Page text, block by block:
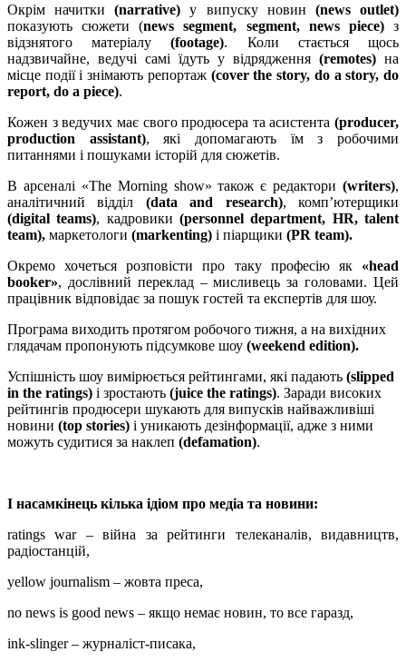
Окрім начитки(narrative) у випуску новин (news outlet)
показують сюжети (news segment, segment, news piece)з
відзнятого матеріалу (footage). Коли стається щось
надзвичайне, ведучі самі їдуть у відрядження (remotes) на
місце події і знімають репортаж (cover the story, do a story, do
report, do a piece).
Кожен з ведучих має свого продюсера та асистента (producer,
production assistant), які допомагають їм з робочими
питаннями і пошуками історій для сюжетів.
В арсеналі «The Morning show» також є редактори (writers),
аналітичний відділ (data and research), комп’ютерщики
(digital teams), кадровики(personnel department, HR,talent
team), маркетологи (markenting) і піарщики (PR team).
Окремо хочеться розповісти про таку професію як «head
booker», дослівний переклад – мисливець за головами. Цей
працівник відповідає за пошук гостей та експертів для шоу.
Програма виходить протягом робочого тижня, а на вихідних
глядачам пропонують підсумкове шоу (weekend edition).
Успішність шоу вимірюється рейтингами, які падають (slipped
in the ratings) і зростають (juice the ratings). Заради високих
рейтингів продюсери шукають для випусків найважливіші
новини (top stories) і уникають дезінформації, адже з ними
можуть судитися за наклеп (defamation).
І насамкінець кілька ідіом про медіа та новини:
ratings war – війна за рейтинги телеканалів, видавництв,
радіостанцій,
yellow journalism – жовта преса,
no news is good news – якщо немає новин, то все гаразд,
ink-slinger – журналіст-писака,